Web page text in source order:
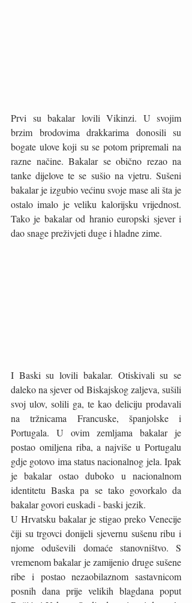
Prvi su bakalar lovili Vikinzi. U svojim
brzim brodovima drakkarima donosili su
bogate ulove koji su se potom pripremali na
razne načine. Bakalar se obično rezao na
tanke dijelove te se sušio na vjetru. Sušeni
bakalar je izgubio većinu svoje mase ali šta je
ostalo imalo je veliku kalorijsku vrijednost.
Tako je bakalar od hranio europski sjever i
dao snage preživjeti duge i hladne zime.
I Baski su lovili bakalar. Otiskivali su se
daleko na sjever od Biskajskog zaljeva, sušili
svoj ulov, solili ga, te kao deliciju prodavali
na tržnicama Francuske, španjolske i
Portugala. U ovim zemljama bakalar je
postao omiljena riba, a najviše u Portugalu
gdje gotovo ima status nacionalnog jela. Ipak
je bakalar ostao duboko u nacionalnom
identitetu Baska pa se tako govorkalo da
bakalar govori euskadi - baski jezik.
U Hrvatsku bakalar je stigao preko Venecije
čiji su trgovci donijeli sjevernu sušenu ribu i
njome oduševili domaće stanovništvo. S
vremenom bakalar je zamijenio druge sušene
ribe i postao nezaobilaznom sastavnicom
posnih dana prije velikih blagdana poput